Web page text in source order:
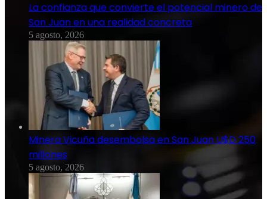
La confianza que convierte el potencial minero de
San Juan en una realidad concreta
5 agosto, 2026
Minera Vicuña desembolsa en San Juan U$D 250
millones
5 agosto, 2026